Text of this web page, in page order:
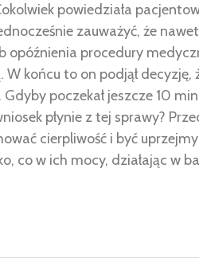
powiedziała
zauważyć, że
opóźnienia procedury
końcu to on podjął decyzję,
poczekał jeszcze 10
płynie z tej sprawy?
cierpliwość i być
co w ich mocy, działając w